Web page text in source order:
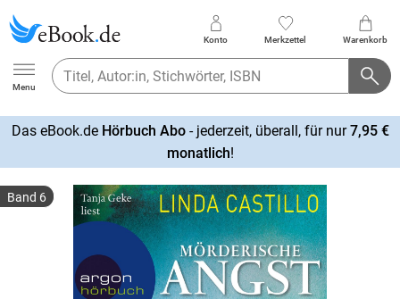
Ebook.de
Menu
Konto Merkzettel Warenkorb
Das eBook.de Hörbuch Abo- jederzeit, überall, für nur7,95 €
monatlich!
Band 6